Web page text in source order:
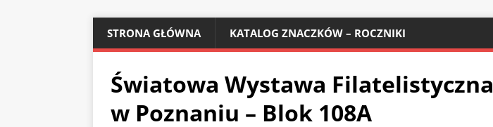
STRONA GŁÓWNA KATALOG ZNACZKÓW – ROCZNIKI
Światowa Wystawa Filatelistyczna
w Poznaniu – Blok 108A